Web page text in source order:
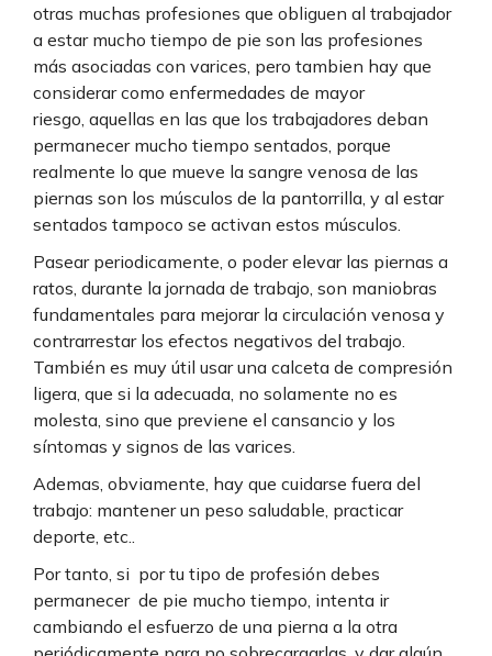
otras muchas profesiones que obliguen al trabajador
a estar mucho tiempo de pie son las profesiones
más asociadas con varices, pero tambien hay que
considerar como enfermedades de mayor
riesgo, aquellas en las que los trabajadores deban
permanecer mucho tiempo sentados, porque
realmente lo que mueve la sangre venosa de las
piernas son los músculos de la pantorrilla, y al estar
sentados tampoco se activan estos músculos.
Pasear periodicamente, o poder elevar las piernas a
ratos, durante la jornada de trabajo, son maniobras
fundamentales para mejorar la circulación venosa y
contrarrestar los efectos negativos del trabajo.
También es muy útil usar una calceta de compresión
ligera, que si la adecuada, no solamente no es
molesta, sino que previene el cansancio y los
síntomas y signos de las varices.
Ademas, obviamente, hay que cuidarse fuera del
trabajo: mantener un peso saludable, practicar
deporte, etc..
Por tanto, si por tu tipo de profesión debes
permanecer de pie mucho tiempo, intenta ir
cambiando el esfuerzo de una pierna a la otra